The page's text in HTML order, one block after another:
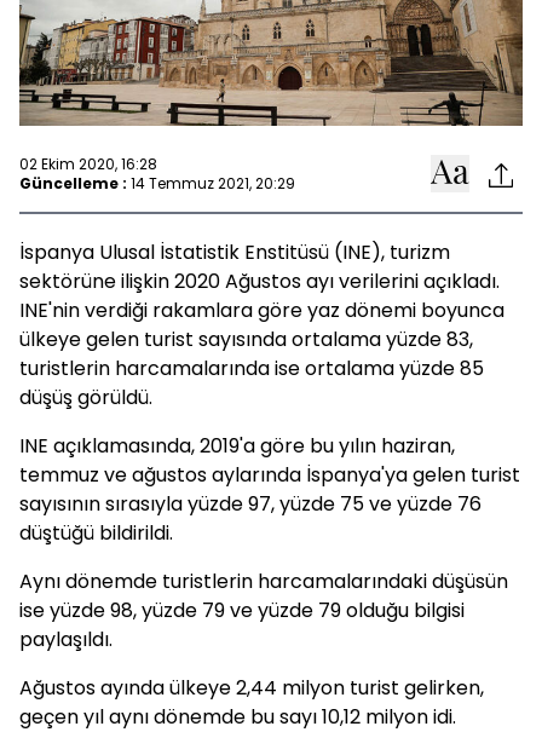
02 Ekim 2020, 16:28
Güncelleme : 14 Temmuz 2021, 20:29
İspanya Ulusal İstatistik Enstitüsü (INE), turizm
sektörüne ilişkin 2020 Ağustos ayı verilerini açıkladı.
INE'nin verdiği rakamlara göre yaz dönemi boyunca
ülkeye gelen turist sayısında ortalama yüzde 83,
turistlerin harcamalarında ise ortalama yüzde 85
düşüş görüldü.
INE açıklamasında, 2019'a göre bu yılın haziran,
temmuz ve ağustos aylarında İspanya'ya gelen turist
sayısının sırasıyla yüzde 97, yüzde 75 ve yüzde 76
düştüğü bildirildi.
Aynı dönemde turistlerin harcamalarındaki düşüsün
ise yüzde 98, yüzde 79 ve yüzde 79 olduğu bilgisi
paylaşıldı.
Ağustos ayında ülkeye 2,44 milyon turist gelirken,
geçen yıl aynı dönemde bu sayı 10,12 milyon idi.